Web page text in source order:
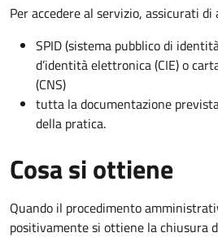
Per accedere al servizio, assicurati di
SPID (sistema pubblico di
d’identità elettronica (CIE) o
(CNS)
tutta la documentazione
della pratica.
Cosa si ottiene
Quando il procedimento
positivamente si ottiene la chiusura